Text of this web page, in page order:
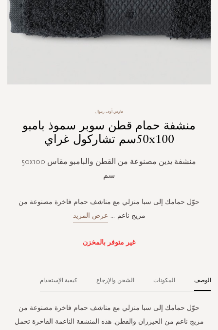
images
هاوس أوف ريتوال
منشفة حمام قطن سوبر سموذ بامبو
50x100سم تشاركول غراي
منشفة يدين مصنوعة من القطن والبامبو مقاس 50x100
سم
حوّل حمامك إلى سبا منزلي مع مناشف حمام فاخرة مصنوعة من
مزيج ناعم ... عرض المزيد
غير متوفر بالمخزن
الوصف
حوّل حمامك إلى سبا منزلي مع مناشف حمام فاخرة مصنوعة من
مزيج ناعم من الخيزران والقطن. هذه المنشفة الناعمة الفاخرة تحمل
المكونات الشحن والإرجاع كيفية الإستخدام